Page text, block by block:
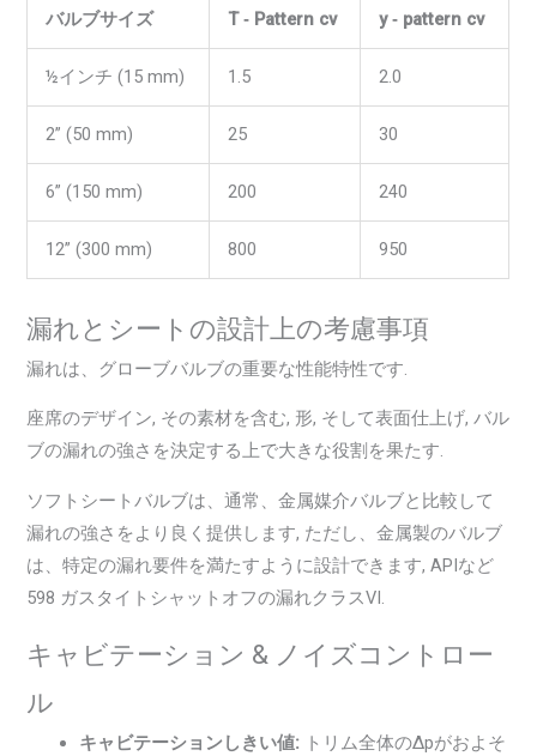
バルブサイズ T ‑ Pattern cv y ‑ pattern cv
½インチ (15 mm) 1.5 2.0
2” (50 mm) 25 30
6” (150 mm) 200 240
12” (300 mm) 800 950
漏れとシートの設計上の考慮事項
漏れは、グローブバルブの重要な性能特性です.
座席のデザイン, その素材を含む, 形, そして表面仕上げ, バル
ブの漏れの強さを決定する上で大きな役割を果たす.
ソフトシートバルブは、通常、金属媒介バルブと比較して
漏れの強さをより良く提供します, ただし、金属製のバルブ
は、特定の漏れ要件を満たすように設計できます, APIなど
598 ガスタイトシャットオフの漏れクラスVI.
キャビテーション & ノイズコントロー
ル
キャビテーションしきい値: トリム全体のΔpがおよそ